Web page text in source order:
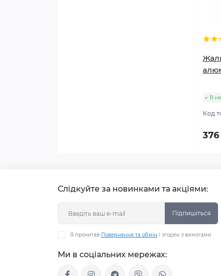
В
Код
376
Слідкуйте за новинками та акціями:
Підпишіться
Я прочитав Повернення та обмін і згоден з вимогами
Ми в соціальних мережах: